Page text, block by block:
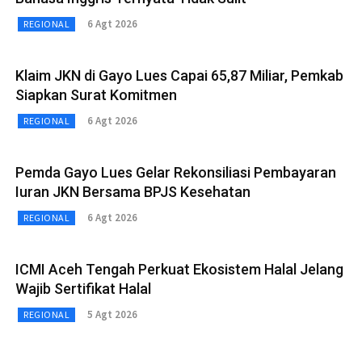
REGIONAL 6 Agt 2026
Klaim JKN di Gayo Lues Capai 65,87 Miliar, Pemkab
Siapkan Surat Komitmen
REGIONAL 6 Agt 2026
Pemda Gayo Lues Gelar Rekonsiliasi Pembayaran
Iuran JKN Bersama BPJS Kesehatan
REGIONAL 6 Agt 2026
ICMI Aceh Tengah Perkuat Ekosistem Halal Jelang
Wajib Sertifikat Halal
REGIONAL 5 Agt 2026